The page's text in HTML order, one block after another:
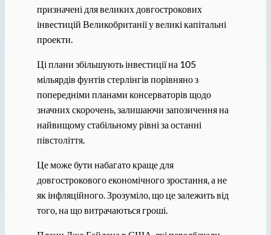
призначені для великих довгострокових
інвестицій Великобританії у великі капітальні
проекти.
Ці плани збільшують інвестиції на 105
мільярдів фунтів стерлінгів порівняно з
попередніми планами консерваторів щодо
значних скорочень, залишаючи запозичення на
найвищому стабільному рівні за останні
півстоліття.
Це може бути набагато краще для
довгострокового економічного зростання, а не
як інфляційного. Зрозуміло, що це залежить від
того, на що витрачаються гроші.